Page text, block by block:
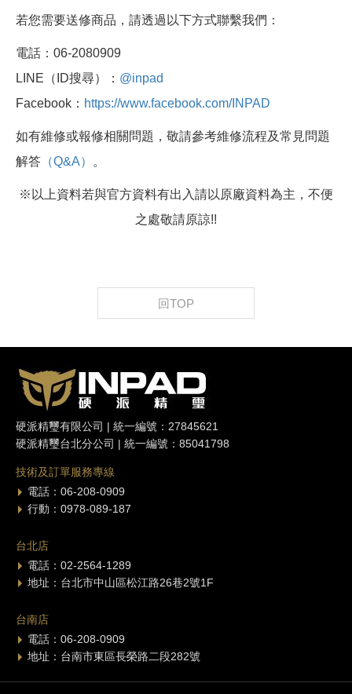
若您需要送修商品，請透過以下方式聯繫我們：
電話：06-2080909
LINE（ID搜尋）： @inpad
Facebook： https://www.facebook.com/INPAD
如有維修或報修相關問題，敬請參考維修流程及常見問題
解答 （Q&A） 。
※以上資料若與官方資料有出入請以原廠資料為主，不便
之處敬請原諒!!
回TOP
硬派精璽有限公司 | 統一編號：27845621
硬派精璽台北分公司 | 統一編號：85041798
技術及訂單服務專線
電話：06-208-0909
行動：0978-089-187
台北店
電話：02-2564-1289
地址：台北市中山區松江路26巷2號1F
台南店
電話：06-208-0909
地址：台南市東區長榮路二段282號